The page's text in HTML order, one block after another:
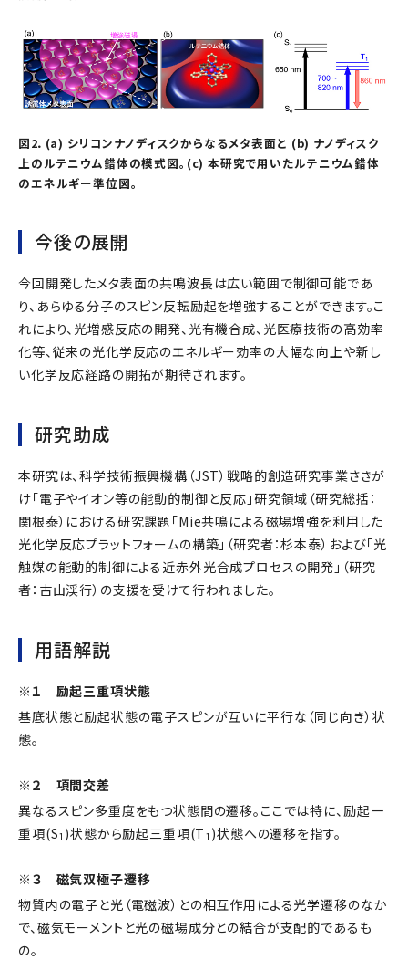
図2．(a) シリコンナノディスクからなるメタ表面と (b) ナノディスク
上のルテニウム錯体の模式図。(c) 本研究で用いたルテニウム錯体
のエネルギー準位図。
今後の展開
今回開発したメタ表面の共鳴波長は広い範囲で制御可能であ
り、あらゆる分子のスピン反転励起を増強することができます。こ
れにより、光増感反応の開発、光有機合成、光医療技術の高効率
化等、従来の光化学反応のエネルギー効率の大幅な向上や新し
い化学反応経路の開拓が期待されます。
研究助成
本研究は、科学技術振興機構（JST）戦略的創造研究事業さきが
け「電子やイオン等の能動的制御と反応」研究領域（研究総括：
関根泰）における研究課題「Mie共鳴による磁場増強を利用した
光化学反応プラットフォームの構築」（研究者：杉本泰）および「光
触媒の能動的制御による近赤外光合成プロセスの開発」（研究
者：古山渓行）の支援を受けて行われました。
用語解説
※１ 励起三重項状態
基底状態と励起状態の電子スピンが互いに平行な（同じ向き）状
態。
※２ 項間交差
異なるスピン多重度をもつ状態間の遷移。ここでは特に、励起一
重項(S1)状態から励起三重項(T 1)状態への遷移を指す。
※３ 磁気双極子遷移
物質内の電子と光（電磁波）との相互作用による光学遷移のなか
で、磁気モーメントと光の磁場成分との結合が支配的であるも
の。